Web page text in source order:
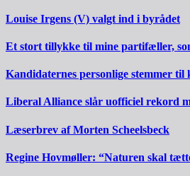
Louise Irgens (V) valgt ind i byrådet
Et stort tillykke til mine partifæller,
Kandidaternes personlige stemmer til
Liberal Alliance slår uofficiel rekord
Læserbrev af Morten Scheelsbeck
Regine Hovmøller: “Naturen skal